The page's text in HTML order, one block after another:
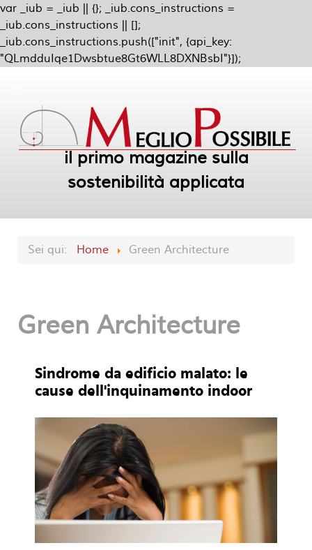
var _iub = _iub || {}; _iub.cons_instructions =
_iub.cons_instructions || [];
_iub.cons_instructions.push(["init", {api_key:
"QLmdduIqe1Dwsbtue8Gt6WLL8DXNBsbI"}]);
il primo magazine sulla
sostenibilità applicata
Sei qui: Home Green Architecture
Green Architecture
Sindrome da edificio malato: le
cause dell'inquinamento indoor